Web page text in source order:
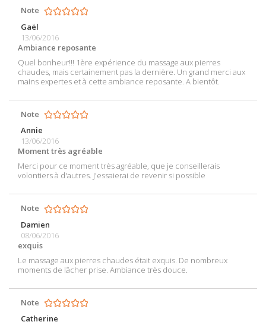
Note
Gaël
13/06/2016
Ambiance reposante
Quel bonheur!!! 1ère expérience du massage aux pierres
chaudes, mais certainement pas la dernière. Un grand merci aux
mains expertes et à cette ambiance reposante. A bientôt.
Note
Annie
13/06/2016
Moment très agréable
Merci pour ce moment très agréable, que je conseillerais
volontiers à d'autres. J'essaierai de revenir si possible
Note
Damien
08/06/2016
exquis
Le massage aux pierres chaudes était exquis. De nombreux
moments de lâcher prise. Ambiance très douce.
Note
Catherine